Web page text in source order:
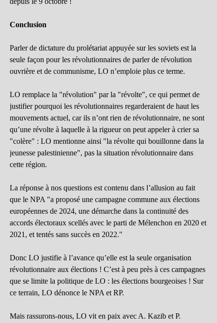
Conclusion
Parler de dictature du prolétariat appuyée sur les soviets est la
seule façon pour les révolutionnaires de parler de révolution
ouvrière et de communisme, LO n’emploie plus ce terme.
LO remplace la "révolution" par la "révolte", ce qui permet de
justifier pourquoi les révolutionnaires regarderaient de haut les
mouvements actuel, car ils n’ont rien de révolutionnaire, ne sont
qu’une révolte à laquelle à la rigueur on peut appeler à crier sa
"colère" : LO mentionne ainsi "la révolte qui bouillonne dans la
jeunesse palestinienne", pas la situation révolutionnaire dans
cette région.
La réponse à nos questions est contenu dans l’allusion au fait
que le NPA "a proposé une campagne commune aux élections
européennes de 2024, une démarche dans la continuité des
accords électoraux scellés avec le parti de Mélenchon en 2020 et
2021, et tentés sans succès en 2022."
Donc LO justifie à l’avance qu’elle est la seule organisation
révolutionnaire aux élections ! C’est à peu près à ces campagnes
que se limite la politique de LO : les élections bourgeoises ! Sur
ce terrain, LO dénonce le NPA et RP.
Mais rassurons-nous, LO vit en paix avec A. Kazib et P.